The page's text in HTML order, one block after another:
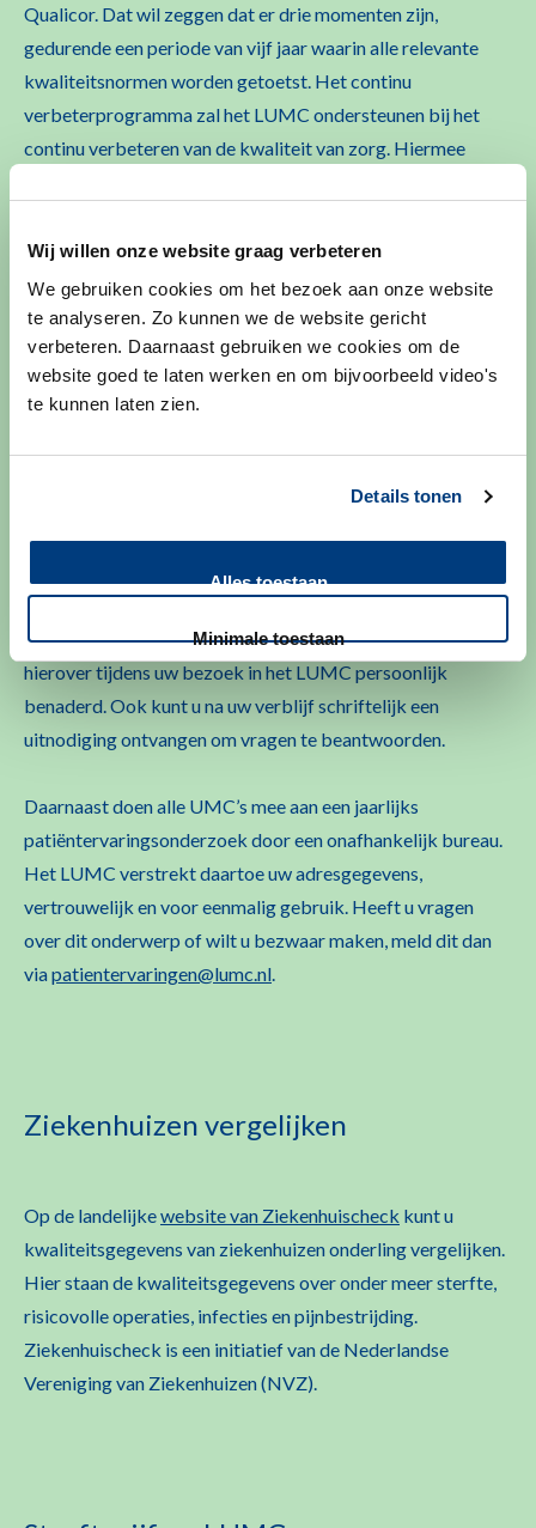
Wij willen onze website graag verbeteren
We gebruiken cookies om het bezoek aan onze website
te analyseren. Zo kunnen we de website gericht
verbeteren. Daarnaast gebruiken we cookies om de
website goed te laten werken en om bijvoorbeeld video's
te kunnen laten zien.
Details tonen
Alles toestaan
Minimale toestaan
Qualicor. Dat wil zeggen dat er drie momenten zijn,
gedurende een periode van vijf jaar waarin alle relevante
kwaliteitsnormen worden getoetst. Het continu
verbeterprogramma zal het LUMC ondersteunen bij het
continu verbeteren van de kwaliteit van zorg. Hiermee
Patiëntervaringsonderzoek
Om de kwaliteit van onze zorg voortdurend te verbeteren,
zijnuw ervaringenzeer waardevol. Mogelijk wordt u
hierover tijdens uw bezoek in het LUMC persoonlijk
benaderd. Ook kunt u na uw verblijf schriftelijk een
uitnodiging ontvangen om vragen te beantwoorden.
Daarnaast doen alle UMC’s mee aan een jaarlijks
patiëntervaringsonderzoek door een onafhankelijk bureau.
Het LUMC verstrekt daartoe uw adresgegevens,
vertrouwelijk en voor eenmalig gebruik. Heeft u vragen
over dit onderwerp of wilt u bezwaar maken, meld dit dan
viapatientervaringen@lumc.nl.
Ziekenhuizen vergelijken
Op de landelijkewebsite van Ziekenhuischeck kunt u
kwaliteitsgegevens van ziekenhuizen onderling vergelijken.
Hier staan de kwaliteitsgegevens over onder meer sterfte,
risicovolle operaties, infecties en pijnbestrijding.
Ziekenhuischeck is een initiatief van de Nederlandse
Vereniging van Ziekenhuizen (NVZ).